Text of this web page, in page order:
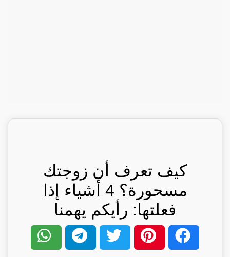
كيف تعرف أن زوجتك
مسحورة؟ 4 أشياء إذا
فعلتها: رأيكم يهمنا